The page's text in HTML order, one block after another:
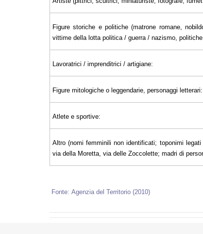
Figure storiche e politiche (matrone romane,
vittime della lotta politica / guerra / nazismo,
Lavoratrici / imprenditrici / artigiane:
Figure mitologiche o leggendarie, personaggi letterari:
Atlete e sportive:
Altro (nomi femminili non identificati; toponimi
via della Moretta, via delle Zoccolette; madri di
Fonte: Agenzia del Territorio (2010)